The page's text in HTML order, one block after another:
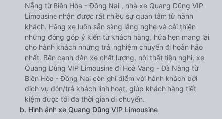
Nẵng từ Biên Hòa - Đồng Nai , nhà xe Quang Dũng VIP
Limousine nhận được rất nhiều sự quan tâm từ hành
khách. Hãng xe luôn sẵn sàng lắng nghe và cải thiện
những đóng góp ý kiến từ khách hàng, hứa hẹn mang lại
cho hành khách những trải nghiệm chuyến đi hoàn hảo
nhất. Bên cạnh dàn xe chất lượng, nội thất tiện nghi, xe
Quang Dũng VIP Limousine đi Hoà Vang - Đà Nẵng từ
Biên Hòa - Đồng Nai còn ghi điểm với hành khách bởi
dịch vụ đón/trả khách linh hoạt, giúp khách hàng tiết
kiệm được tối đa thời gian di chuyển.
b. Hình ảnh xe Quang Dũng VIP Limousine